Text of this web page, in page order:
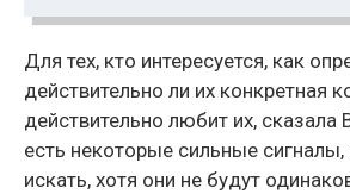
Для тех, кто интересуется, как
действительно ли их конкретная
действительно любит их, сказала
есть некоторые сильные
искать, хотя они не будут